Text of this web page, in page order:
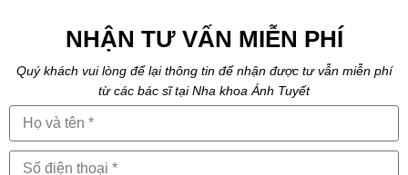
NHẬN TƯ VẤN MIỄN PHÍ
Quý khách vui lòng để lại thông tin để nhận được tư vẫn miễn phí
từ các bác sĩ tại Nha khoa Ánh Tuyết